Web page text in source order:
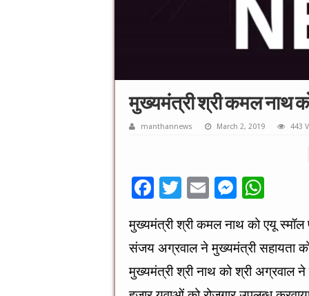
मुख्यमंत्री श्री कमल नाथ
manthannews March 2, 2019 443
F
e
b
o
T
tt
er
E
ai
l
M
se
n
g
at
sA
p
मुख्यमंत्री श्री कमल नाथ को एयू
संजय अग्रवाल ने मुख्यमंत्री सहायता
मुख्यमंत्री श्री नाथ को श्री अग्रवाल